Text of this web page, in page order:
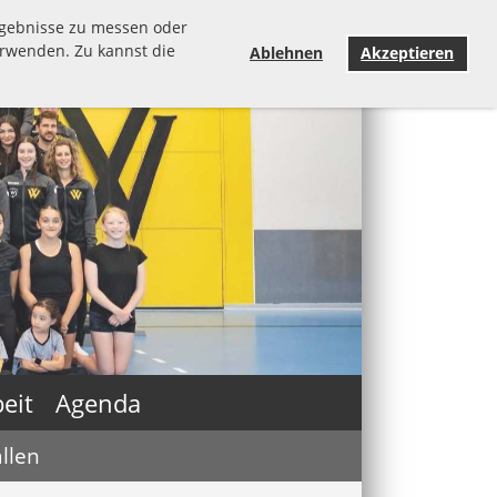
zu messen oder
Zu kannst die
Ablehnen Akzeptieren
Agenda